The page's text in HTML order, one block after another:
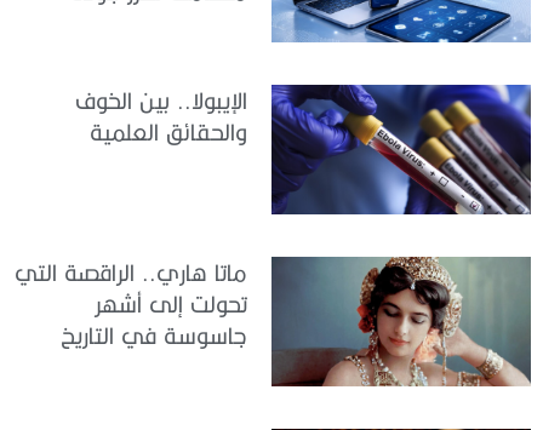
الإيبولا.. بين الخوف
والحقائق العلمية
ماتا هاري.. الراقصة التي
تحولت إلى أشهر
جاسوسة في التاريخ